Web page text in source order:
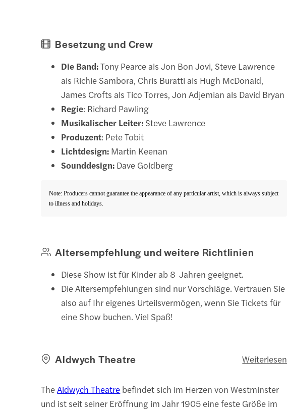
Besetzung und Crew
Die Band:Tony Pearce als Jon Bon Jovi, Steve Lawrence
als Richie Sambora, Chris Buratti als Hugh McDonald,
James Crofts als Tico Torres, Jon Adjemian als David Bryan
Regie: Richard Pawling
Musikalischer Leiter: Steve Lawrence
Produzent: Pete Tobit
Lichtdesign: Martin Keenan
Sounddesign: Dave Goldberg
Note: Producers cannot guarantee the appearance of any particular artist, which is always subject
to illness and holidays.
Altersempfehlung und weitere Richtlinien
Diese Show ist für Kinder ab 8 Jahren geeignet.
Die Altersempfehlungen sind nur Vorschläge. Vertrauen Sie
also auf Ihr eigenes Urteilsvermögen, wenn Sie Tickets für
eine Show buchen. Viel Spaß!
Aldwych Theatre Weiterlesen
TheAldwych Theatre befindet sich im Herzen von Westminster
und ist seit seiner Eröffnung im Jahr 1905 eine feste Größe im